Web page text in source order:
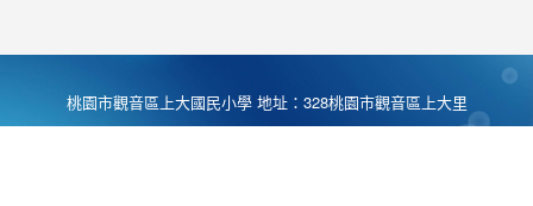
桃園市觀音區上大國民小學 地址：328桃園市觀音區上大里